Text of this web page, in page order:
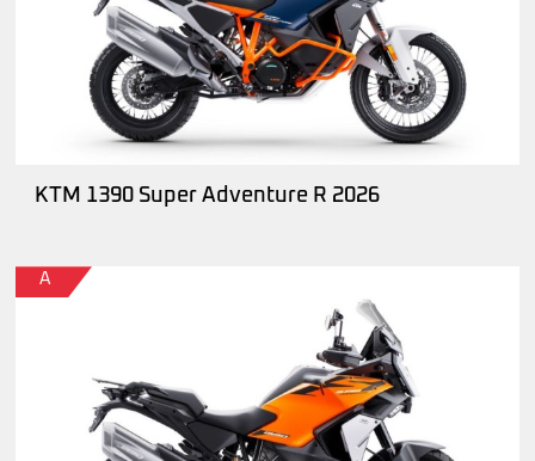
KTM 1390 Super Adventure R 2026
A